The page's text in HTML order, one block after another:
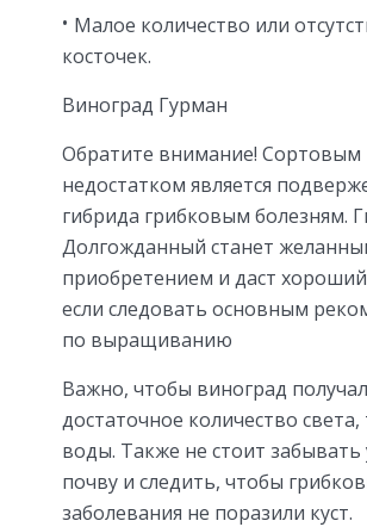
Малое количество или
косточек.
Виноград Гурман
Обратите внимание! Сортовым
недостатком является
гибрида грибковым болезням.
Долгожданный станет
приобретением и даст
если следовать основным
по выращиванию
Важно, чтобы виноград получал
достаточное количество света,
воды. Также не стоит забывать
почву и следить, чтобы
заболевания не поразили куст.